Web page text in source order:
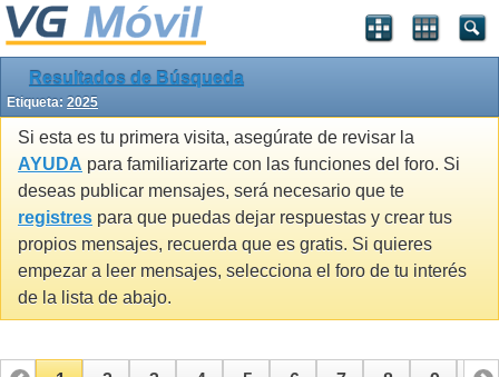
Resultados de Búsqueda
Etiqueta: 2025
Si esta es tu primera visita, asegúrate de revisar la
AYUDA para familiarizarte con las funciones del foro. Si
deseas publicar mensajes, será necesario que te
registres para que puedas dejar respuestas y crear tus
propios mensajes, recuerda que es gratis. Si quieres
empezar a leer mensajes, selecciona el foro de tu interés
de la lista de abajo.